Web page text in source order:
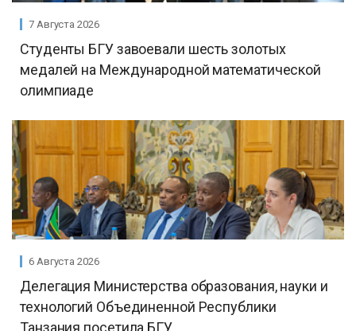
7 Августа 2026
Студенты БГУ завоевали шесть золотых
медалей на Международной математической
олимпиаде
6 Августа 2026
Делегация Министерства образования, науки и
технологий Объединенной Республики
Танзания посетила БГУ